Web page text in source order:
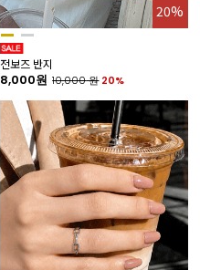
20%
전보즈 반지
8,000원 10,000원 20%